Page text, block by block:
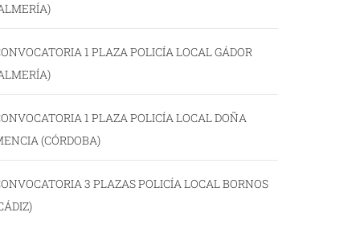
1 PLAZA POLICÍA LOCAL GÁDOR
1 PLAZA POLICÍA LOCAL DOÑA
(CÓRDOBA)
3 PLAZAS POLICÍA LOCAL BORNOS